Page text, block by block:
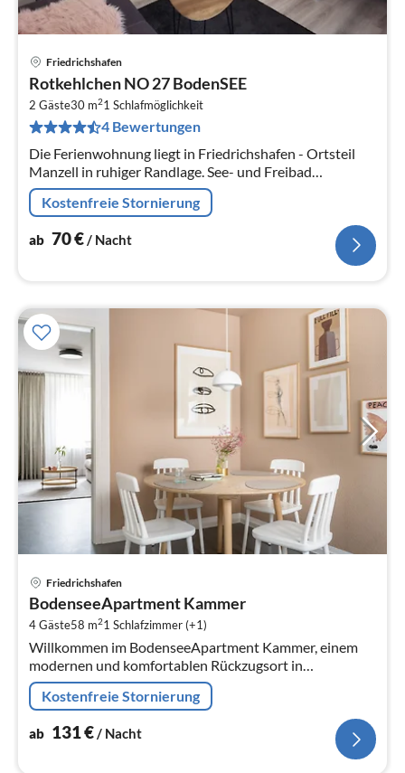
Friedrichshafen
Rotkehlchen NO 27 BodenSEE
2 Gäste30 m21 Schlafmöglichkeit
4 Bewertungen
Die Ferienwohnung liegt in Friedrichshafen - Ortsteil
Manzell in ruhiger Randlage. See- und Freibad
Fischbach nur 2 km entfernt, Bäckerei und Supermarkt
nur wenige Gehminuten sowie...
Kostenfreie Stornierung
ab 70€/ Nacht
Friedrichshafen
BodenseeApartment Kammer
4 Gäste58 m21 Schlafzimmer (+1)
Willkommen im BodenseeApartment Kammer, einem
modernen und komfortablen Rückzugsort in
Friedrichshafen, nur 300 Meter vom Bodensee entfernt.
Kostenfreie Stornierung
ab 131€/ Nacht